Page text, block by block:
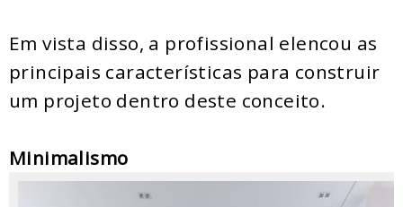
Em vista disso, a profissional elencou as
principais características para construir
um projeto dentro deste conceito.
Minimalismo